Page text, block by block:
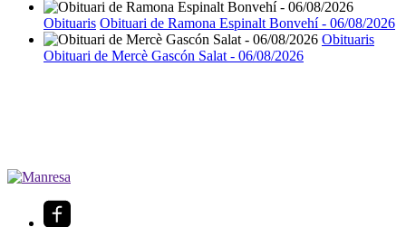
Obituaris Obituari de Ramona Espinalt Bonvehí - 06/08/2026
Obituaris
Obituari de Mercè Gascón Salat - 06/08/2026